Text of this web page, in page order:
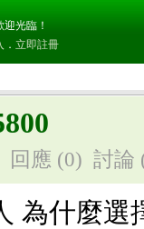
光臨！
． 立即註冊
回應 (0) 討論
為什麼選